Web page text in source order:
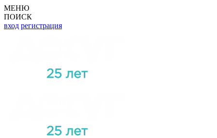
МЕНЮ
ПОИСК
вход регистрация